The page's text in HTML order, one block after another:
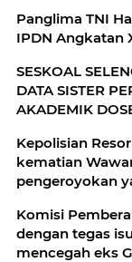
Panglima TNI
IPDN Angkatan
SESKOAL
DATA SISTER
AKADEMIK
Kepolisian
kematian
pengeroyokan
Komisi
dengan tegas
mencegah eks